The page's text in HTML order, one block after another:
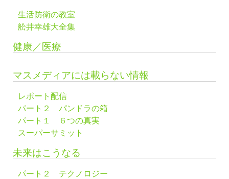
生活防衛の教室
舩井幸雄大全集
健康／医療
マスメディアには載らない情報
レポート配信
パート２ パンドラの箱
パート１ ６つの真実
スーパーサミット
未来はこうなる
パート２ テクノロジー